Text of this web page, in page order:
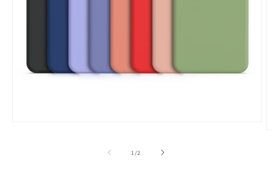
1 /מתוך
2